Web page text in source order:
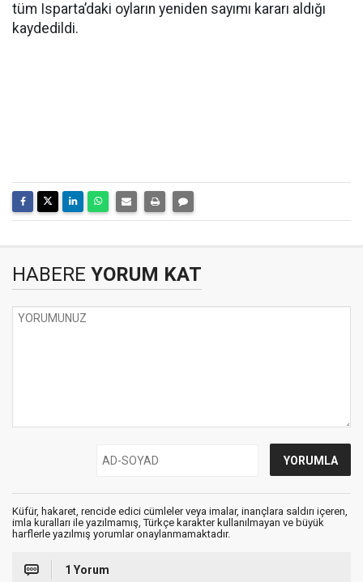
tüm Isparta’daki oyların yeniden sayımı kararı aldığı
kaydedildi.
HABERE YORUM KAT
Küfür, hakaret, rencide edici cümleler veya imalar, inançlara saldırı içeren,
imla kuralları ile yazılmamış, Türkçe karakter kullanılmayan ve büyük
harflerle yazılmış yorumlar onaylanmamaktadır.
1 Yorum